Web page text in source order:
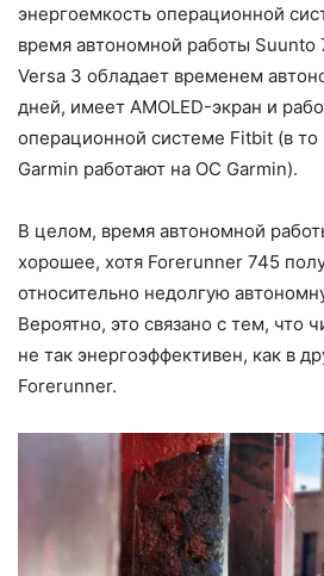
энергоемкость операционной
время автономной работы
Versa 3 обладает временем
дней, имеет AMOLED-экран и
операционной системе Fitbit (в то
Garmin работают на ОС Garmin).
В целом, время автономной
хорошее, хотя Forerunner 745
относительно недолгую
Вероятно, это связано с тем, что
не так энергоэффективен, как в
Forerunner.